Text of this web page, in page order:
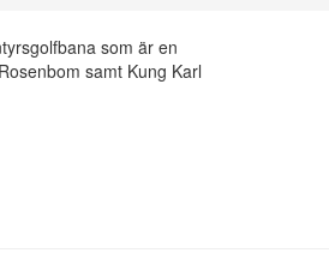
som är en
samt Kung Karl